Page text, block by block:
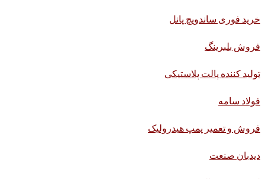
خرید فوری ساندویچ پانل
فروش بلبرینگ
تولید کننده پالت پلاستیکی
فولاد سامه
فروش و تعمیر پمپ هیدرولیک
دیدبان صنعت